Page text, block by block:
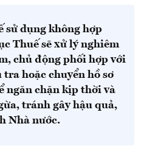
sử dụng không hợp
Thuế sẽ xử lý nghiêm
chủ động phối hợp với
hoặc chuyển hồ sơ
ngăn chặn kịp thời và
tránh gây hậu quả,
Nhà nước.